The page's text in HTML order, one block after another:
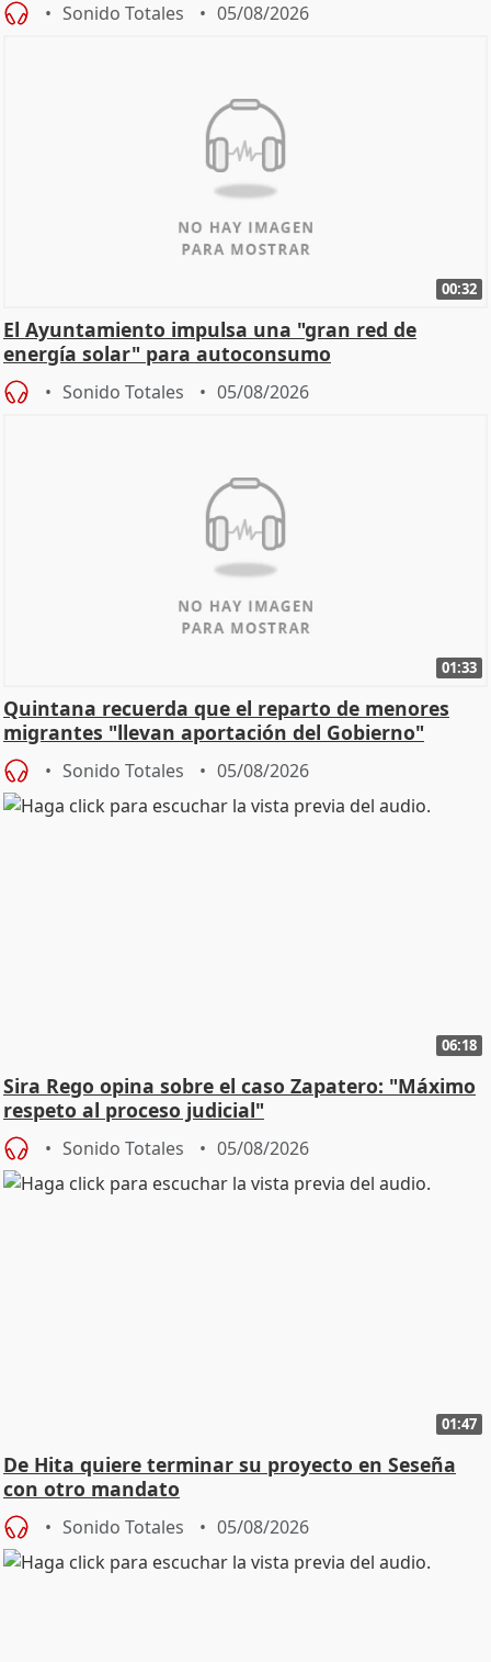
Sonido Totales 05/08/2026
00:32
El Ayuntamiento impulsa una "gran red de
energía solar" para autoconsumo
Sonido Totales 05/08/2026
01:33
Quintana recuerda que el reparto de menores
migrantes "llevan aportación del Gobierno"
central
Sonido Totales 05/08/2026
06:18
Sira Rego opina sobre el caso Zapatero: "Máximo
respeto al proceso judicial"
Sonido Totales 05/08/2026
01:47
De Hita quiere terminar su proyecto en Seseña
con otro mandato
Sonido Totales 05/08/2026